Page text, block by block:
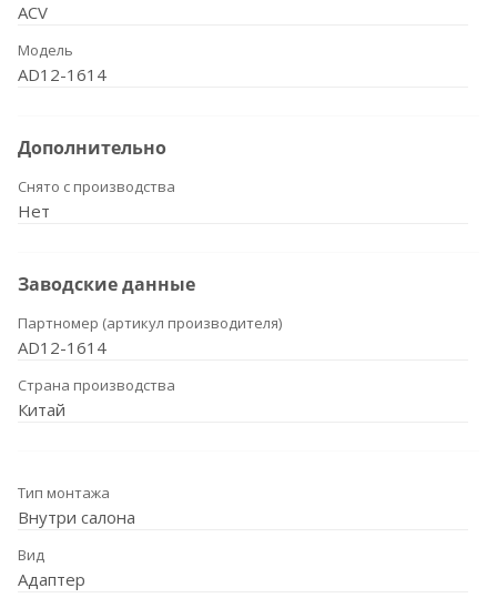
ACV
Модель
AD12-1614
Дополнительно
Снято с производства
Нет
Заводские данные
Партномер (артикул производителя)
AD12-1614
Страна производства
Китай
Тип монтажа
Внутри салона
Вид
Адаптер